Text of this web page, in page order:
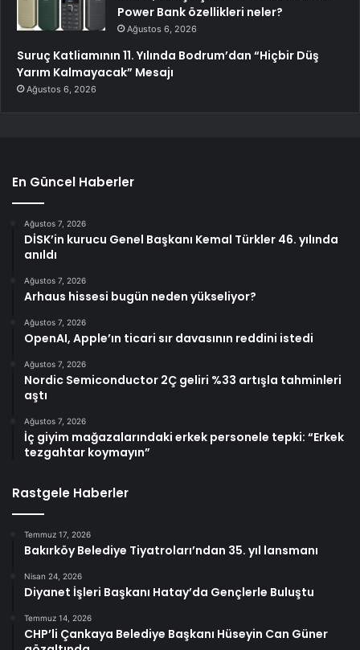
Power Bank özellikleri neler?
Ağustos 6, 2026
Suruç Katliamının 11. Yılında Bodrum’dan “Hiçbir Düş
Yarım Kalmayacak” Mesajı
Ağustos 6, 2026
En Güncel Haberler
Ağustos 7, 2026
DİSK’in kurucu Genel Başkanı Kemal Türkler 46. yılında
anıldı
Ağustos 7, 2026
Arhaus hissesi bugün neden yükseliyor?
Ağustos 7, 2026
OpenAI, Apple’ın ticari sır davasının reddini istedi
Ağustos 7, 2026
Nordic Semiconductor 2Ç geliri %33 artışla tahminleri
aştı
Ağustos 7, 2026
İç giyim mağazalarındaki erkek personele tepki: “Erkek
tezgahtar koymayın”
Rastgele Haberler
Temmuz 17, 2026
Bakırköy Belediye Tiyatroları’ndan 35. yıl lansmanı
Nisan 24, 2026
Diyanet İşleri Başkanı Hatay’da Gençlerle Buluştu
Temmuz 14, 2026
CHP’li Çankaya Belediye Başkanı Hüseyin Can Güner